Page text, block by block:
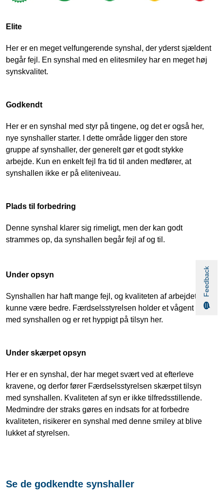
Elite
Her er en meget velfungerende synshal, der yderst sjældent
begår fejl. En synshal med en elitesmiley har en meget høj
synskvalitet.
Godkendt
Her er en synshal med styr på tingene, og det er også her,
nye synshaller starter. I dette område ligger den store
gruppe af synshaller, der generelt gør et godt stykke
arbejde. Kun en enkelt fejl fra tid til anden medfører, at
synshallen ikke er på eliteniveau.
Plads til forbedring
Denne synshal klarer sig rimeligt, men der kan godt
strammes op, da synshallen begår fejl af og til.
Under opsyn
Synshallen har haft mange fejl, og kvaliteten af arbejdet
kunne være bedre. Færdselsstyrelsen holder et vågent øje
med synshallen og er ret hyppigt på tilsyn her.
Under skærpet opsyn
Her er en synshal, der har meget svært ved at efterleve
kravene, og derfor fører Færdselsstyrelsen skærpet tilsyn
med synshallen. Kvaliteten af syn er ikke tilfredsstillende.
Medmindre der straks gøres en indsats for at forbedre
kvaliteten, risikerer en synshal med denne smiley at blive
lukket af styrelsen.
Se de godkendte synshaller
Feedback